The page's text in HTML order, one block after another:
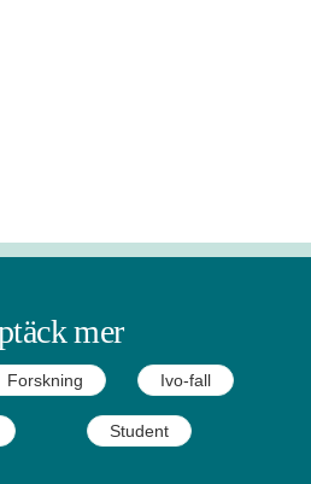
mer
Forskning Ivo-fall
Student